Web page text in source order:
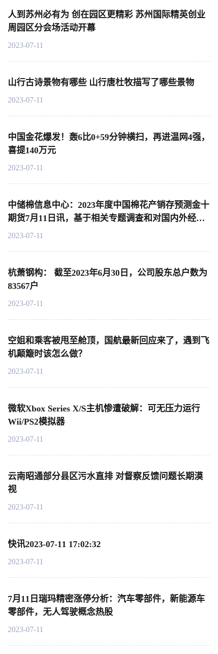
人到苏州必有为 创在园区更精彩 苏州国际精英创业
周园区分会场活动开幕
2023-07-11
山行古诗景物有哪些 山行唐杜牧描写了哪些景物
2023-07-11
中国金花爆发！轰6比0+59分钟横扫，再进温网4强，
喜提140万元
2023-07-11
中储棉信息中心：2023年度中国棉花产销存预测金十
期货7月11日讯，基于相关专题调查和对国内外经济
环境及市场状况的分析，对2022年度和2023年度中国
2023-07-11
杭萧钢构： 截至2023年6月30日，公司股东总户数为
83567户
2023-07-11
空姐和乘客被甩至舱顶，国航最新回应来了，遇到飞
机颠簸时该怎么做？
2023-07-11
微软Xbox Series X/S主机惨遭破解：可无压力运行
Wii/PS2模拟器
2023-07-11
云南昭通部分县区污水直排 对督察反馈问题长期漠
视
2023-07-11
快讯2023-07-11 17:02:32
2023-07-11
7月11日瑞玛精密涨停分析：汽车零部件，新能源车
零部件，无人驾驶概念热股
2023-07-11